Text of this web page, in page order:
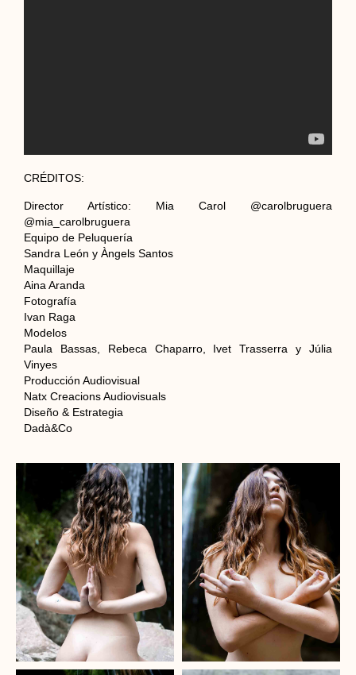
CRÉDITOS:
Director Artístico: Mia Carol @carolbruguera
@mia_carolbruguera
Equipo de Peluquería
Sandra León y Àngels Santos
Maquillaje
Aina Aranda
Fotografía
Ivan Raga
Modelos
Paula Bassas, Rebeca Chaparro, Ivet Trasserra y Júlia
Vinyes
Producción Audiovisual
Natx Creacions Audiovisuals
Diseño & Estrategia
Dadà&Co